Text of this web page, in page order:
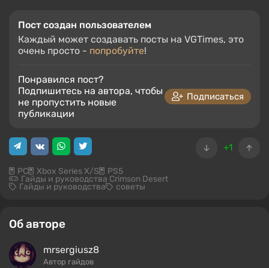
Пост создан пользователем
Каждый может создавать посты на VGTimes, это
очень просто - попробуйте!
Понравился пост?
Подпишитесь на автора, чтобы
не пропустить новые
публикации
Подписаться
+1
PC Xbox Series X/S PS5
Гайды и руководства Crimson Desert
Гайды и руководства советы
Об авторе
mrsergiusz8
Автор гайдов